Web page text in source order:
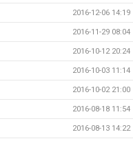
2016-12-06 14:19
2016-11-29 08:04
2016-10-12 20:24
2016-10-03 11:14
2016-10-02 21:00
2016-08-18 11:54
2016-08-13 14:22